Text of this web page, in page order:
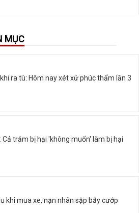
MỤC
ra tù: Hôm nay xét xử phúc thẩm lần 3
Cả trăm bị hại 'không muốn' làm bị hại
khi mua xe, nạn nhân sập bẫy cướp